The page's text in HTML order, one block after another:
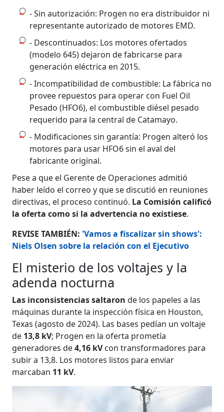
- Sin autorización: Progen no era distribuidor ni
representante autorizado de motores EMD.
- Descontinuados: Los motores ofertados
(modelo 645) dejaron de fabricarse para
generación eléctrica en 2015.
- Incompatibilidad de combustible: La fábrica no
provee repuestos para operar con Fuel Oil
Pesado (HFO6), el combustible diésel pesado
requerido para la central de Catamayo.
- Modificaciones sin garantía: Progen alteró los
motores para usar HFO6 sin el aval del
fabricante original.
Pese a que el Gerente de Operaciones admitió
haber leído el correo y que se discutió en reuniones
directivas, el proceso continuó. La Comisión calificó
la oferta como si la advertencia no existiese.
REVISE TAMBIÉN: 'Vamos a fiscalizar sin shows':
Niels Olsen sobre la relación con el Ejecutivo
El misterio de los voltajes y la
adenda nocturna
Las inconsistencias saltaron de los papeles a las
máquinas durante la inspección física en Houston,
Texas (agosto de 2024). Las bases pedían un voltaje
de 13,8 kV; Progen en la oferta prometía
generadores de4,16 kVcon transformadores para
subir a 13,8. Los motores listos para enviar
marcaban 11 kV.